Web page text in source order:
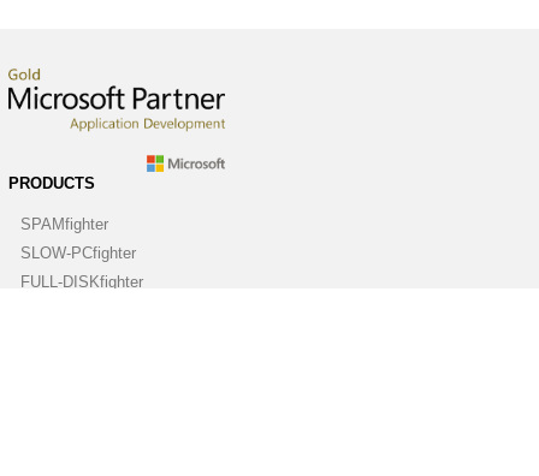
PRODUCTS
SPAMfighter
SLOW-PCfighter
FULL-DISKfighter